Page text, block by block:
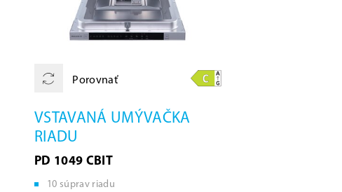
Porovnať
VSTAVANÁ UMÝVAČKA
RIADU
PD 1049 CBIT
10 súprav riadu